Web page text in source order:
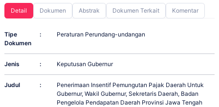
Detail Dokumen Abstrak Dokumen Terkait Komentar
Tipe
Dokumen
: Peraturan Perundang-undangan
Jenis : Keputusan Gubernur
Judul :
Penerimaan Insentif Pemungutan Pajak Daerah Untuk
Gubernur, Wakil Gubernur, Sekretaris Daerah, Badan
Pengelola Pendapatan Daerah Provinsi Jawa Tengah